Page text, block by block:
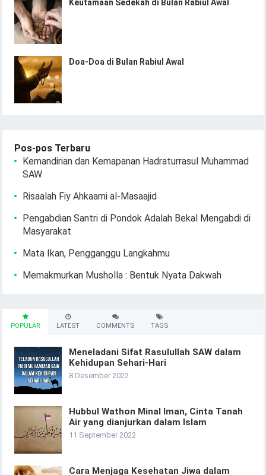
Keutamaan Sedekah di Bulan Rabiul Awal
Doa-Doa di Bulan Rabiul Awal
Pos-pos Terbaru
Kemandirian dan Kemapanan Hadraturrasul Muhammad
SAW
Risaalah Fiy Ahkaami al-Masaajid
Pengabdian Santri di Pondok Adalah Bekal Mengabdi di
Masyarakat
Mata Ikan, Pengganggu Langkahmu
Memakmurkan Musholla : Bentuk Nyata Dakwah
POPULAR LATEST COMMENTS TAGS
Meneladani Sifat Rasulullah SAW dalam
Kehidupan Sehari-Hari
8 Desember 2022
Hubbul Wathon Minal Iman, Cinta Tanah
Air yang dianjurkan dalam Islam
11 September 2022
Cara Menjaga Kesehatan Jiwa dalam